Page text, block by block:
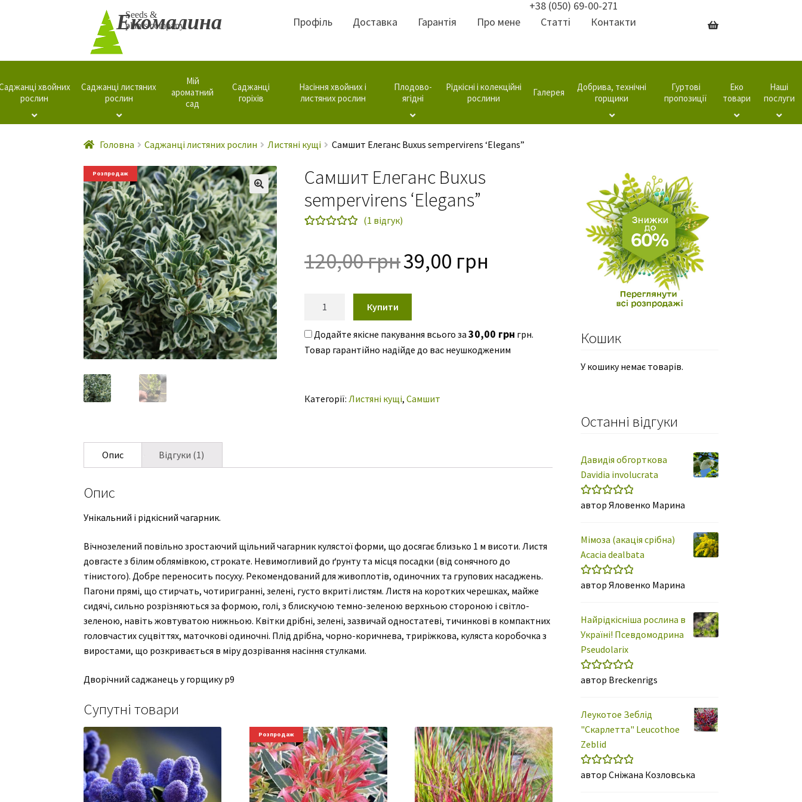
Перейти
навігації
Перейти
вмісту
Екомалина
Seeds &
plants company
Профіль Доставка Гарантія Про мене Статті Контакти
+38 (050) 69-00-271
хвойних
рослин
Саджанці листяних
рослин
Мій
ароматний
сад
Саджанці
горіхів
Насіння хвойних і
листяних рослин
Плодово-
ягідні
Рідкісні і колекційні
рослини
Галерея
Добрива, технічні
горщики
Гуртові
пропозиції
Еко
товари
Наші
послуги
Головна Саджанці листяних рослин Листяні кущі Самшит Елеганс Buxus sempervirens ‘Elegans”
Розпродаж
Самшит Елеганс Buxus
sempervirens ‘Elegans”
основі
(1 відгук)
120,00грн Оригінальна
ціна:
120,00 грн.
39,00 грн
Buxus
sempervirens
Купити
Додайте якісне пакування всього за30,00 грн грн.
Категорії:Листяні кущі,Самшит
Опис Відгуки (1)
Опис
Унікальний і рідкісний чагарник.
Вічнозелений повільно зростаючий щільний чагарник кулястої форми, що досягає близько 1 м висоти. Листя
довгасте з білим облямівкою, строкате. Невимогливий до ґрунту та місця посадки (від сонячного до
тінистого). Добре переносить посуху. Рекомендований для живоплотів, одиночних та групових насаджень.
Пагони прямі, що стирчать, чотиригранні, зелені, густо вкриті листям. Листя на коротких черешках, майже
сидячі, сильно розрізняються за формою, голі, з блискучою темно-зеленою верхньою стороною і світло-
зеленою, навіть жовтуватою нижньою. Квітки дрібні, зелені, зазвичай одностатеві, тичинкові в компактних
головчастих суцвіттях, маточкові одиночні. Плід дрібна, чорно-коричнева, триріжкова, куляста коробочка з
виростами, що розкривається в міру дозрівання насіння стулками.
Дворічний саджанець у горщику р9
Супутні товари
Розпродаж
Кошик
У кошику немає товарів.
Останні відгуки
Давидія обгорткова
Davidia involucrata
Оцінено в5
автор Яловенко Марина
Мімоза (акація срібна)
Acacia dealbata
Оцінено в5
автор Яловенко Марина
Найрідкісніша рослина в
Україні! Псевдомодрина
Pseudolarix
Оцінено в5
автор Breckenrigs
Леукотое Зеблід
"Скарлетта" Leucothoe
Zeblid
Оцінено в5
автор Сніжана Козловська